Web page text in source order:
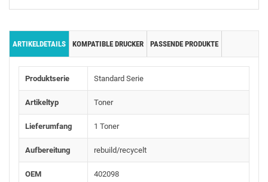
ARTIKELDETAILS KOMPATIBLE DRUCKER PASSENDE PRODUKTE
Produktserie Standard Serie
Artikeltyp Toner
Lieferumfang 1 Toner
Aufbereitung rebuild/recycelt
OEM 402098